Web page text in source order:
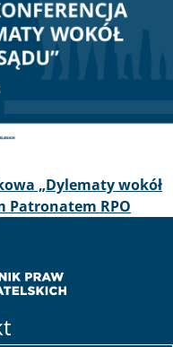
„Dylematy wokół
Patronatem RPO